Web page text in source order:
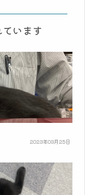
います
2023年03月25日